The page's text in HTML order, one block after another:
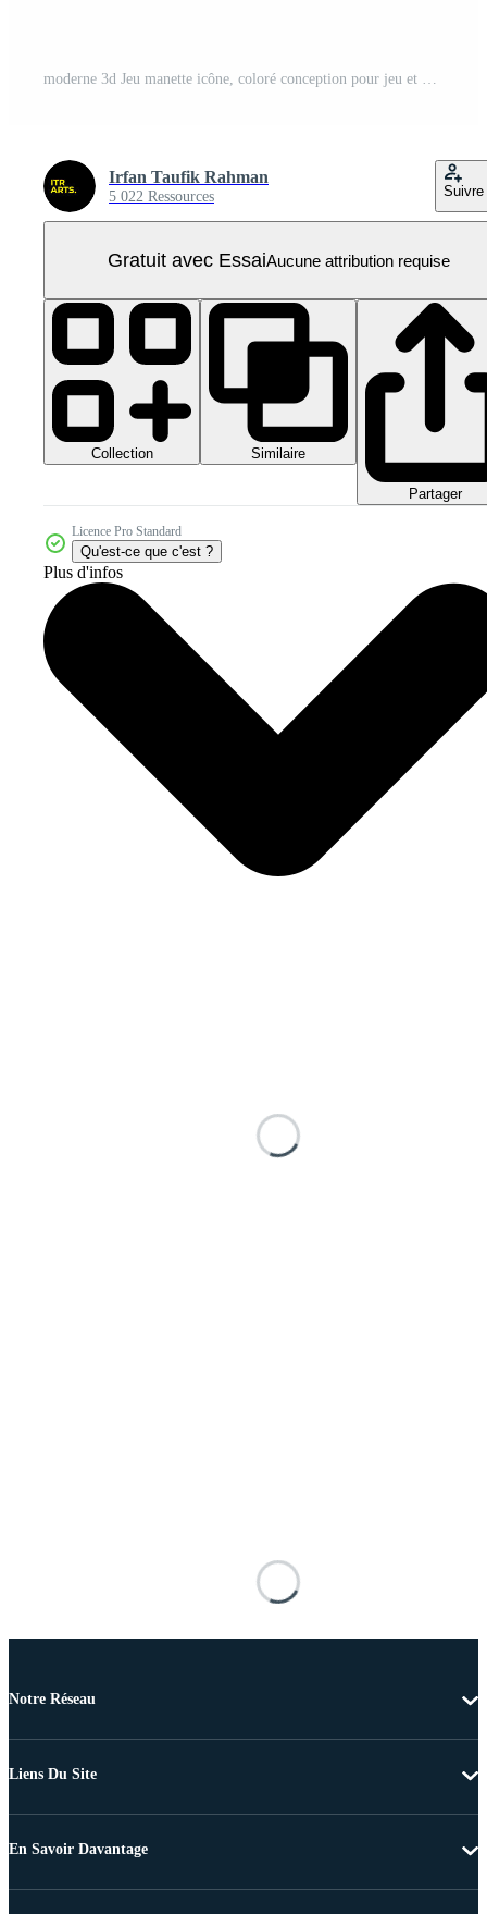
moderne 3d Jeu manette icône, coloré conception pour jeu et divertissement PNG Pro
Irfan Taufik Rahman
5 022 Ressources Suivre
Gratuit avec EssaiAucune attribution requise
Collection Similaire
Partager
Licence Pro Standard
Qu'est-ce que c'est ?
Plus d'infos
Notre Réseau
Liens Du Site
En Savoir Davantage